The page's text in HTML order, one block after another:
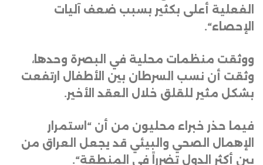
الفعلية أعلى بكثير بسبب ضعف آليات
الإحصاء“.
ووثقت منظمات محلية في البصرة وحدها،
وثقت أن نسب السرطان بين الأطفال ارتفعت
بشكل مثير للقلق خلال العقد الأخير.
فيما حذر خبراء محليون من أن “استمرار
الإهمال الصحي والبيئي قد يجعل العراق من
بين أكثر الدول تضرراً في المنطقة“.